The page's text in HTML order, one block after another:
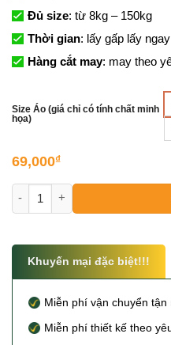
Đủ size: từ 8kg – 150kg
Thời gian: lấy gấp lấy ngay
Hàng cắt may: may theo
Size Áo (giá chỉ có tính chất minh
họa)
69,000₫
Đồng Phục Công Ty Điện
Khuyến mại đặc biệt!!!
Miễn phí vận chuyển tận
Miễn phí thiết kế theo